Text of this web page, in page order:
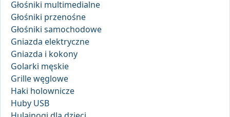
Głośniki multimedialne
Głośniki przenośne
Głośniki samochodowe
Gniazda elektryczne
Gniazda i kokony
Golarki męskie
Grille węglowe
Haki holownicze
Huby USB